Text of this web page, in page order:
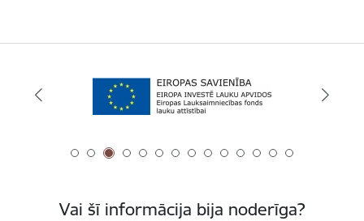
Vai šī informācija bija noderīga?